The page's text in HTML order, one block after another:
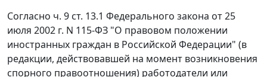
Согласно ч. 9 ст. 13.1 Федерального закона от 25
июля 2002 г. N 115-ФЗ "О правовом положении
иностранных граждан в Российской Федерации" (в
редакции, действовавшей на момент возникновения
спорного правоотношения) работодатели или